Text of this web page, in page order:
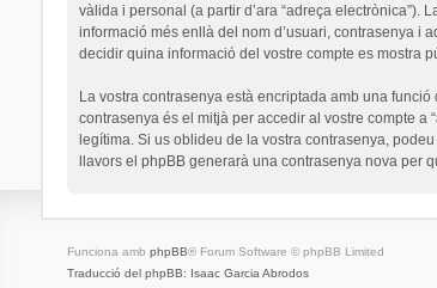
vàlida i personal (a partir d’ara “adreça electrònica”).
informació més enllà del nom d’usuari, contrasenya i
decidir quina informació del vostre compte es mostra
La vostra contrasenya està encriptada amb una
contrasenya és el mitjà per accedir al vostre compte a
legítima. Si us oblideu de la vostra contrasenya,
llavors el phpBB generarà una contrasenya nova per
Funciona amb phpBB® Forum Software © phpBB Limited
Traducció del phpBB: Isaac Garcia Abrodos